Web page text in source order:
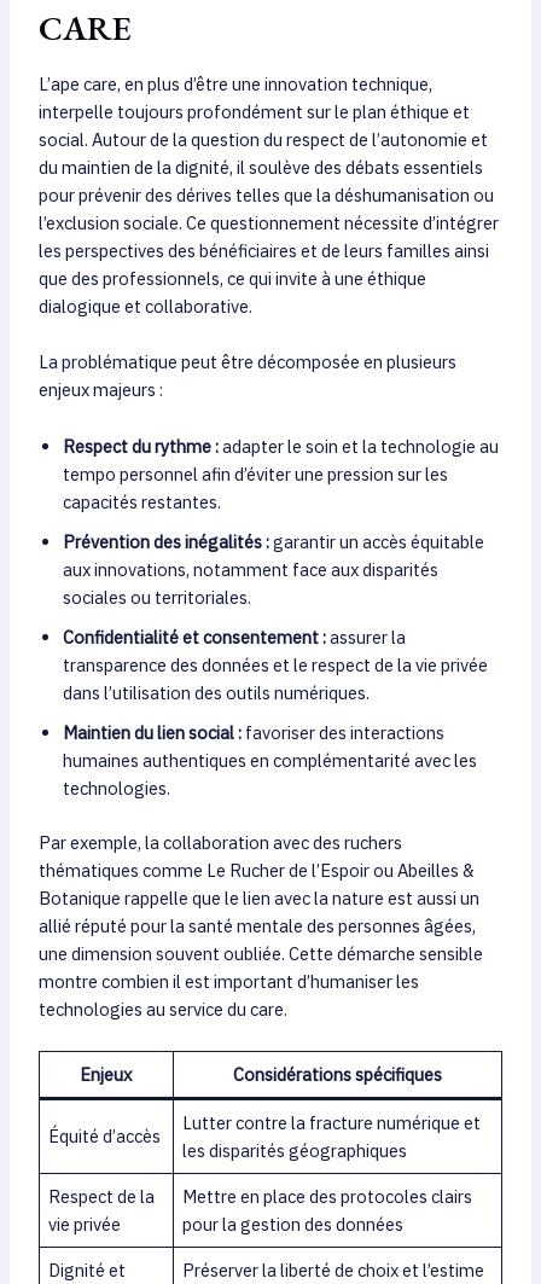
CARE
L’ape care, en plus d’être une innovation technique,
interpelle toujours profondément sur le plan éthique et
social. Autour de la question du respect de l’autonomie et
du maintien de la dignité, il soulève des débats essentiels
pour prévenir des dérives telles que la déshumanisation ou
l’exclusion sociale. Ce questionnement nécessite d’intégrer
les perspectives des bénéficiaires et de leurs familles ainsi
que des professionnels, ce qui invite à une éthique
dialogique et collaborative.
La problématique peut être décomposée en plusieurs
enjeux majeurs :
Respect du rythme :adapter le soin et la technologie au
tempo personnel afin d’éviter une pression sur les
capacités restantes.
Prévention des inégalités :garantir un accès équitable
aux innovations, notamment face aux disparités
sociales ou territoriales.
Confidentialité et consentement :assurer la
transparence des données et le respect de la vie privée
dans l’utilisation des outils numériques.
Maintien du lien social :favoriser des interactions
humaines authentiques en complémentarité avec les
technologies.
Par exemple, la collaboration avec des ruchers
thématiques comme Le Rucher de l’Espoir ou Abeilles &
Botanique rappelle que le lien avec la nature est aussi un
allié réputé pour la santé mentale des personnes âgées,
une dimension souvent oubliée. Cette démarche sensible
montre combien il est important d’humaniser les
technologies au service du care.
Enjeux Considérations spécifiques
Équité d’accès
Lutter contre la fracture numérique et
les disparités géographiques
Respect de la
vie privée
Mettre en place des protocoles clairs
pour la gestion des données
Dignité et
Préserver la liberté de choix et l’estime